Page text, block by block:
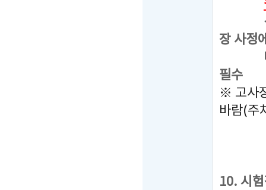
선택
장 사정
따라
필수
※ 고사
바람(주
10. 시